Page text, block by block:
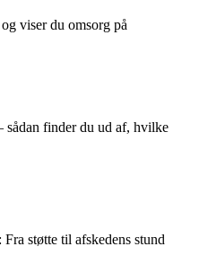
viser du omsorg på
finder du ud af, hvilke
støtte til afskedens stund